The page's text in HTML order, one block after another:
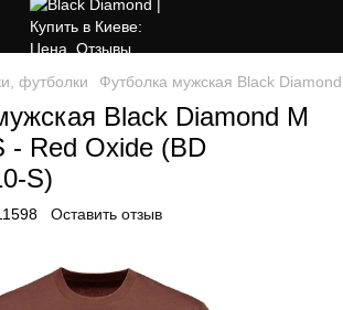
футболки Футболка мужская Black
Black Diamond M
- Red Oxide (BD
S)
Оставить отзыв